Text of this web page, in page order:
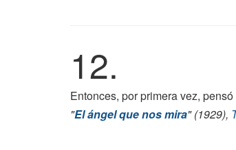
12.
Entonces, por primera vez,
"El ángel que nos mira" (1929),